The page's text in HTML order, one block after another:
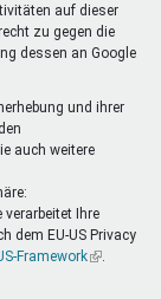
auf dieser
zu gegen die
dessen an Google
und ihrer
auch weitere
verarbeitet Ihre
dem EU-US Privacy
Framework(Link